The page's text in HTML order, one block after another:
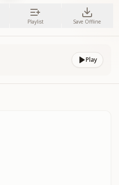
Playlist Save Offline
Play